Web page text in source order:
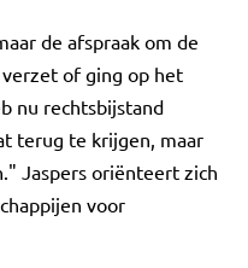
de afspraak om de
of ging op het
nu rechtsbijstand
terug te krijgen, maar
Jaspers oriënteert zich
voor